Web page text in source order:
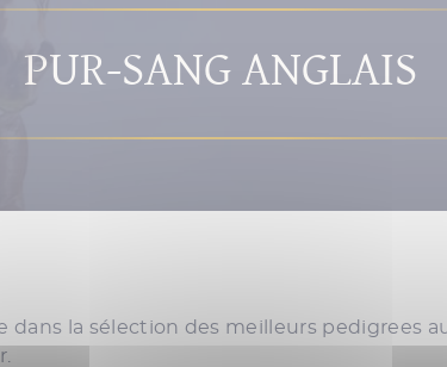
PUR-SANG ANGLAIS
dans la sélection des meilleurs pedigrees